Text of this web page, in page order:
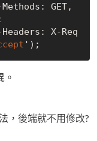
GET,
X-Req
。
，後端就不用修改?